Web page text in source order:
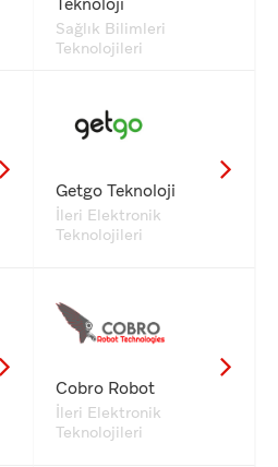
Teknoloji
Sağlık Bilimleri
Teknolojileri
Getgo Teknoloji
İleri Elektronik
Teknolojileri
Cobro Robot
İleri Elektronik
Teknolojileri